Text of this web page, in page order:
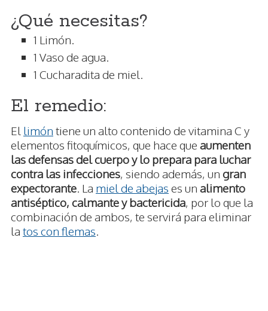
¿Qué necesitas?
1 Limón.
1 Vaso de agua.
1 Cucharadita de miel.
El remedio:
El limón tiene un alto contenido de vitamina C y
elementos fitoquímicos, que hace que aumenten
las defensas del cuerpo y lo prepara para luchar
contra las infecciones, siendo además, un gran
expectorante . La miel de abejas es un alimento
antiséptico, calmante y bactericida, por lo que la
combinación de ambos, te servirá para eliminar
la tos con flemas